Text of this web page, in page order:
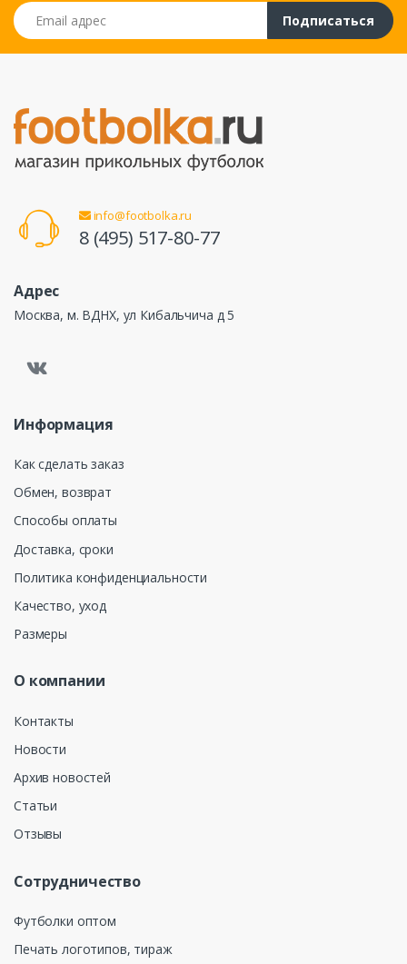
Email адрес
Подписаться
info@footbolka.ru
8 (495) 517-80-77
Адрес
Москва, м. ВДНХ, ул Кибальчича д 5
Информация
Как сделать заказ
Обмен, возврат
Способы оплаты
Доставка, сроки
Политика конфиденциальности
Качество, уход
Размеры
О компании
Контакты
Новости
Архив новостей
Статьи
Отзывы
Сотрудничество
Футболки оптом
Печать логотипов, тираж